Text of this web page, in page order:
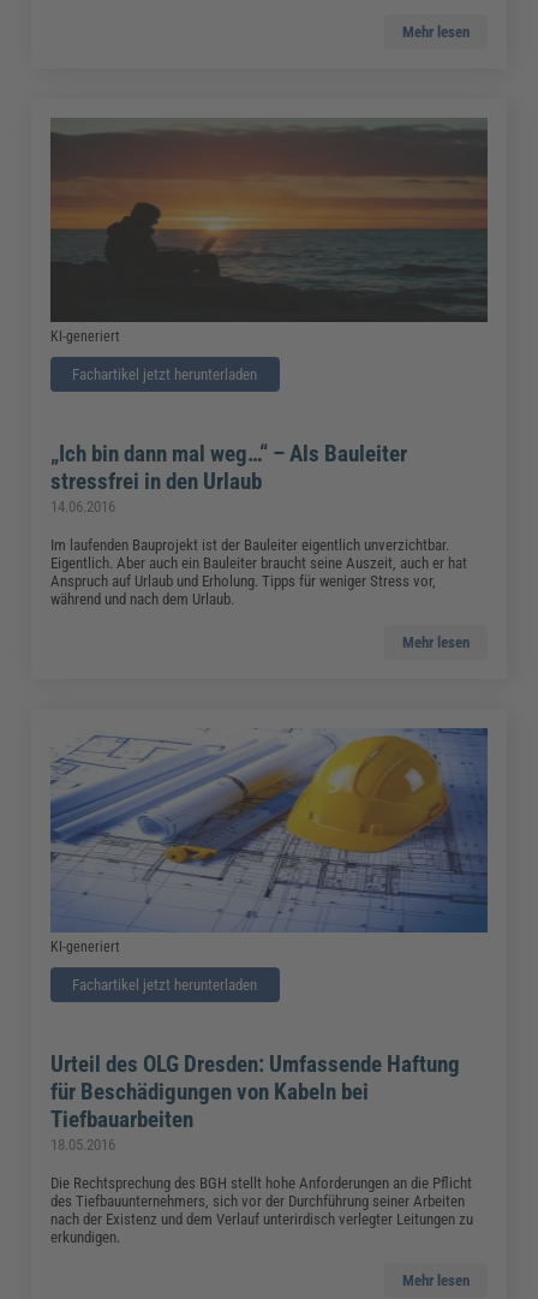
Mehr lesen
KI-generiert
Fachartikel jetzt herunterladen
„Ich bin dann mal weg…“ – Als Bauleiter
stressfrei in den Urlaub
14.06.2016
Im laufenden Bauprojekt ist der Bauleiter eigentlich unverzichtbar.
Eigentlich. Aber auch ein Bauleiter braucht seine Auszeit, auch er hat
Anspruch auf Urlaub und Erholung. Tipps für weniger Stress vor,
während und nach dem Urlaub.
Mehr lesen
KI-generiert
Fachartikel jetzt herunterladen
Urteil des OLG Dresden: Umfassende Haftung
für Beschädigungen von Kabeln bei
Tiefbauarbeiten
18.05.2016
Die Rechtsprechung des BGH stellt hohe Anforderungen an die Pflicht
des Tiefbauunternehmers, sich vor der Durchführung seiner Arbeiten
nach der Existenz und dem Verlauf unterirdisch verlegter Leitungen zu
erkundigen.
Mehr lesen